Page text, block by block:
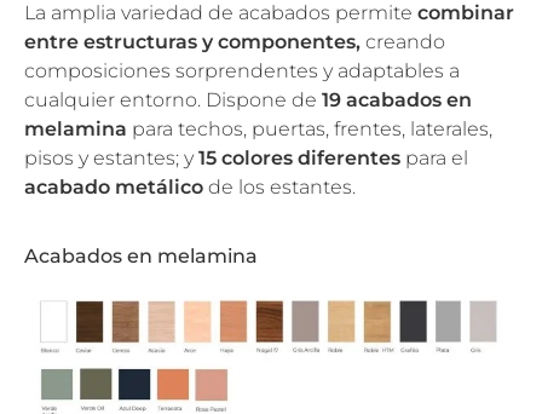
La amplia variedad de acabados permite combinar
entre estructuras y componentes, creando
composiciones sorprendentes y adaptables a
cualquier entorno. Dispone de 19 acabados en
melamina para techos, puertas, frentes, laterales,
pisos y estantes; y15 colores diferentes para el
acabado metálico de los estantes.
Acabados en melamina